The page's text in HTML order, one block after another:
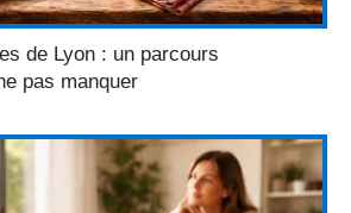
de Lyon : un parcours
pas manquer